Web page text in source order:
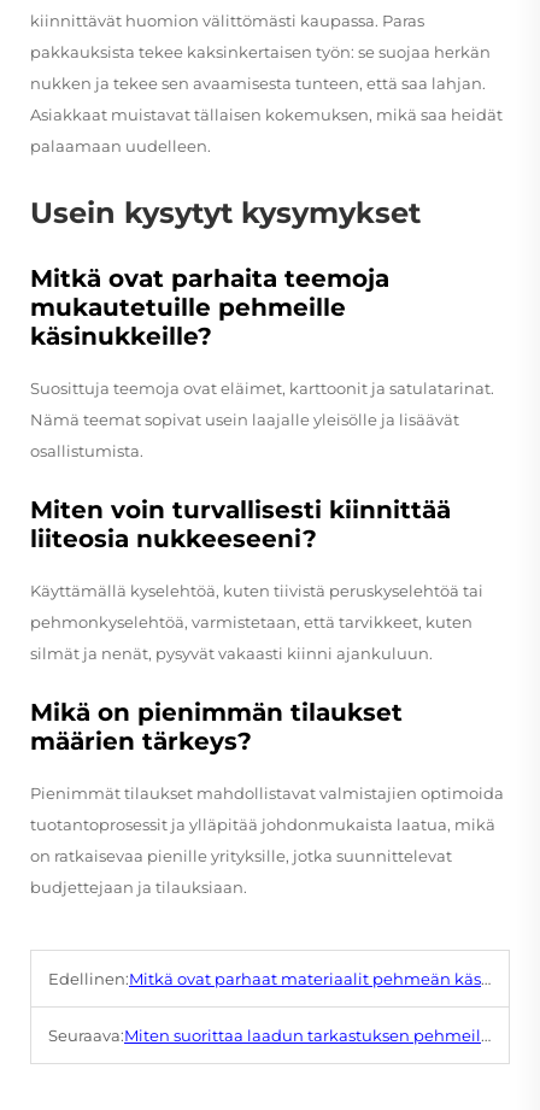
kiinnittävät huomion välittömästi kaupassa. Paras
pakkauksista tekee kaksinkertaisen työn: se suojaa herkän
nukken ja tekee sen avaamisesta tunteen, että saa lahjan.
Asiakkaat muistavat tällaisen kokemuksen, mikä saa heidät
palaamaan uudelleen.
Usein kysytyt kysymykset
Mitkä ovat parhaita teemoja
mukautetuille pehmeille
käsinukkeille?
Suosittuja teemoja ovat eläimet, karttoonit ja satulatarinat.
Nämä teemat sopivat usein laajalle yleisölle ja lisäävät
osallistumista.
Miten voin turvallisesti kiinnittää
liiteosia nukkeeseeni?
Käyttämällä kyselehtöä, kuten tiivistä peruskyselehtöä tai
pehmonkyselehtöä, varmistetaan, että tarvikkeet, kuten
silmät ja nenät, pysyvät vakaasti kiinni ajankuluun.
Mikä on pienimmän tilaukset
määrien tärkeys?
Pienimmät tilaukset mahdollistavat valmistajien optimoida
tuotantoprosessit ja ylläpitää johdonmukaista laatua, mikä
on ratkaisevaa pienille yrityksille, jotka suunnittelevat
budjettejaan ja tilauksiaan.
Edellinen:Mitkä ovat parhaat materiaalit pehmeän käsi-puppetin tekemiseen?
Seuraava:Miten suorittaa laadun tarkastuksen pehmeille leluille varmistaakseen korkeat standardit?